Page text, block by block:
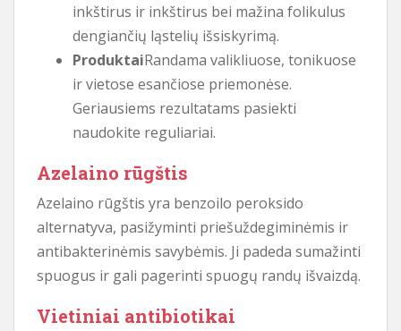
inkštirus ir inkštirus bei mažina folikulus
dengiančių ląstelių išsiskyrimą.
ProduktaiRandama valikliuose, tonikuose
ir vietose esančiose priemonėse.
Geriausiems rezultatams pasiekti
naudokite reguliariai.
Azelaino rūgštis
Azelaino rūgštis yra benzoilo peroksido
alternatyva, pasižyminti priešuždegiminėmis ir
antibakterinėmis savybėmis. Ji padeda sumažinti
spuogus ir gali pagerinti spuogų randų išvaizdą.
Vietiniai antibiotikai